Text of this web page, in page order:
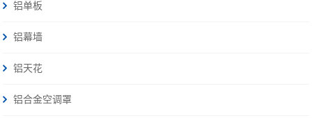
铝单板
铝幕墙
铝天花
铝合金空调罩